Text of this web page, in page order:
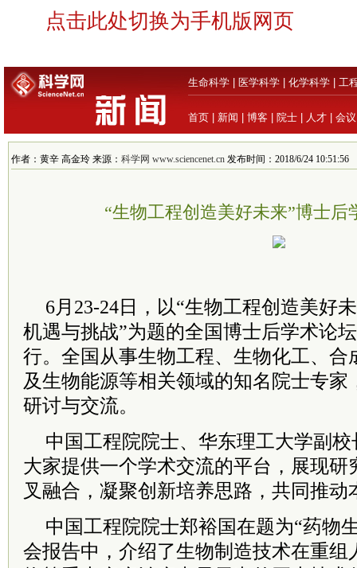
点击此处切换为手机版网页
生命科学 医学科学 化学科学 工
首页 新闻 博客 院士 人才 会议
作者：黄辛 高金玲 来源： 科学网 www.sciencenet.cn 发布时间：2018/6/24 10:51:56
“生物工程创造美好未来”博士后
6月23-24日，以“生物工程创造美
机遇与挑战”为题的全国博士后学术论
行。全国从事生物工程、生物化工、合
及生物能源等相关领域的知名院士专家
研讨与交流。
中国工程院院士、华东理工大学副
大家提供一个学术交流的平台，展现研
叉融合，凝聚创新培养思路，共同推动
中国工程院院士郑裕国在题为“药物
会报告中，介绍了生物制造技术在重组